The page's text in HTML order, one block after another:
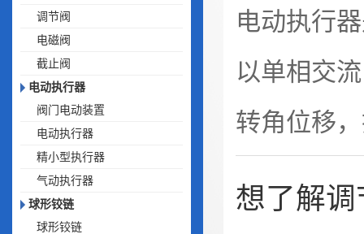
调节阀
电磁阀
截止阀
电动执行器
阀门电动装置
电动执行器
精小型执行器
气动执行器
球形铰链
球形铰链
电动执行
以单相交
转角位移
想了解